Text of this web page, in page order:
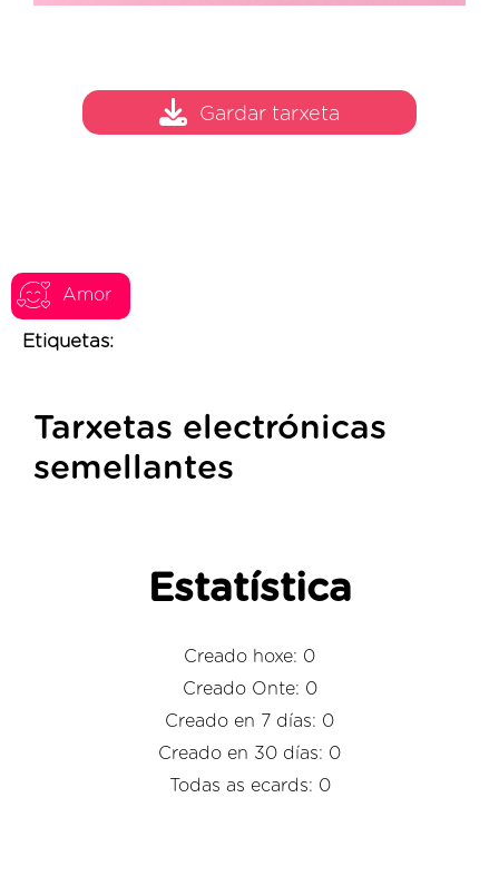
Amor
Etiquetas:
Gardar tarxeta
Tarxetas electrónicas
semellantes
Estatística
Creado hoxe: 0
Creado Onte: 0
Creado en 7 días: 0
Creado en 30 días: 0
Todas as ecards: 0